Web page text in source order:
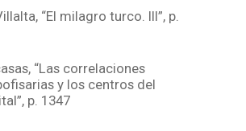
“El milagro turco. III”, p.
“Las correlaciones
y los centros del
p. 1347